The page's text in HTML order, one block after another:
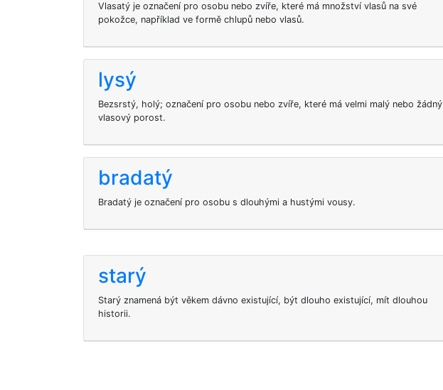
Vlasatý je označení pro osobu nebo zvíře, které má množství vlasů na své
pokožce, například ve formě chlupů nebo vlasů.
lysý
Bezsrstý, holý; označení pro osobu nebo zvíře, které má velmi malý nebo žádný
vlasový porost.
bradatý
Bradatý je označení pro osobu s dlouhými a hustými vousy.
starý
Starý znamená být věkem dávno existující, být dlouho existující, mít dlouhou
historii.